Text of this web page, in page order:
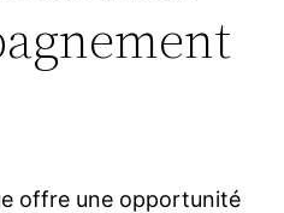
offre une opportunité